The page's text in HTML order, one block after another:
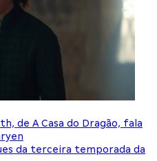
de A Casa do Dragão, fala
da terceira temporada da